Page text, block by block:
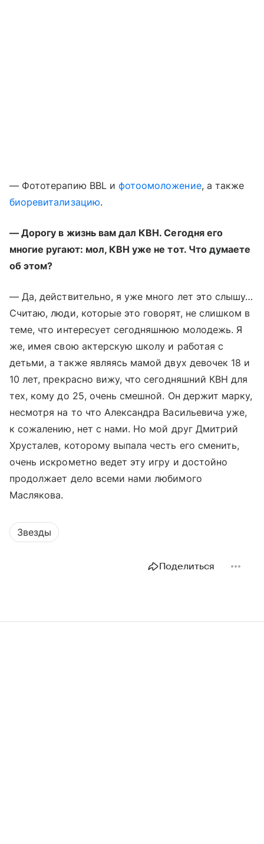
— Фототерапию BBL и фотоомоложение, а также
биоревитализацию.
— Дорогу в жизнь вам дал КВН. Сегодня его
многие ругают: мол, КВН уже не тот. Что думаете
об этом?
— Да, действительно, я уже много лет это слышу…
Считаю, люди, которые это говорят, не слишком в
теме, что интересует сегодняшнюю молодежь. Я
же, имея свою актерскую школу и работая с
детьми, а также являясь мамой двух девочек 18 и
10 лет, прекрасно вижу, что сегодняшний КВН для
тех, кому до 25, очень смешной. Он держит марку,
несмотря на то что Александра Васильевича уже,
к сожалению, нет с нами. Но мой друг Дмитрий
Хрусталев, которому выпала честь его сменить,
очень искрометно ведет эту игру и достойно
продолжает дело всеми нами любимого
Маслякова.
Звезды
Поделиться